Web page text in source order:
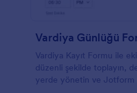
Vardiya Günlüğü
Vardiya Kayıt Formu ile
düzenli şekilde toplayın,
yerde yönetin ve Jotform